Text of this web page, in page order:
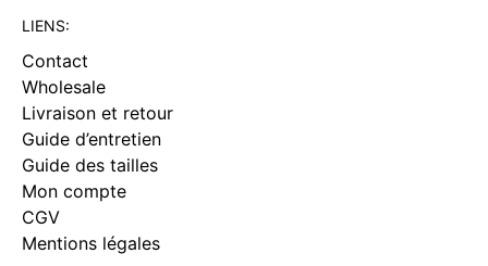
LIENS:
Contact
Wholesale
Livraison et retour
Guide d’entretien
Guide des tailles
Mon compte
CGV
Mentions légales